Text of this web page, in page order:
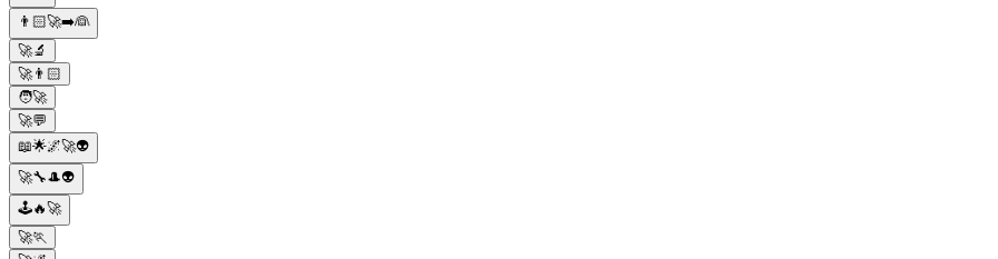
👨🏻🚀➡️👰
🚀🔬
🚀👨🏻
🧑🚀
🚀💬
📖🌟🌌🚀👽
🚀🔧🎩👽
🕹️🔥🚀
🚀🏃